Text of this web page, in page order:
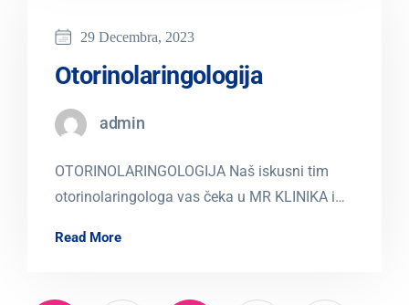
29 Decembra, 2023
Otorinolaringologija
admin
OTORINOLARINGOLOGIJA Naš iskusni tim
otorinolaringologa vas čeka u MR KLINIKA i
Audiološka dijagnostika; Vestibulološka
Read More